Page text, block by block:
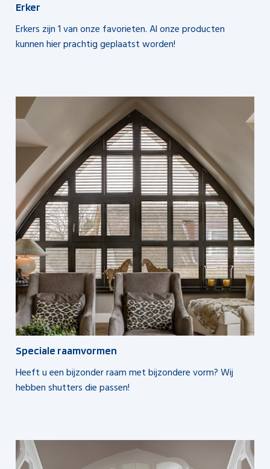
Erker
Erkers zijn 1 van onze favorieten. Al onze producten
kunnen hier prachtig geplaatst worden!
Speciale raamvormen
Heeft u een bijzonder raam met bijzondere vorm? Wij
hebben shutters die passen!